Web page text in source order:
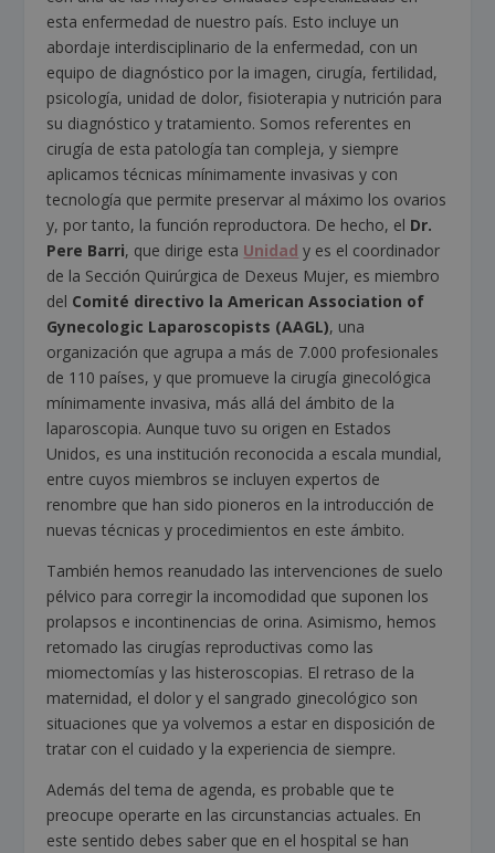
esta enfermedad de nuestro país. Esto incluye un
abordaje interdisciplinario de la enfermedad, con un
equipo de diagnóstico por la imagen, cirugía, fertilidad,
psicología, unidad de dolor, fisioterapia y nutrición para
su diagnóstico y tratamiento. Somos referentes en
cirugía de esta patología tan compleja, y siempre
aplicamos técnicas mínimamente invasivas y con
tecnología que permite preservar al máximo los ovarios
y, por tanto, la función reproductora. De hecho, el Dr.
Pere Barri, que dirige esta Unidad y es el coordinador
de la Sección Quirúrgica de Dexeus Mujer, es miembro
del Comité directivo la American Association of
Gynecologic Laparoscopists (AAGL), una
organización que agrupa a más de 7.000 profesionales
de 110 países, y que promueve la cirugía ginecológica
mínimamente invasiva, más allá del ámbito de la
laparoscopia. Aunque tuvo su origen en Estados
Unidos, es una institución reconocida a escala mundial,
entre cuyos miembros se incluyen expertos de
renombre que han sido pioneros en la introducción de
nuevas técnicas y procedimientos en este ámbito.
También hemos reanudado las intervenciones de suelo
pélvico para corregir la incomodidad que suponen los
prolapsos e incontinencias de orina. Asimismo, hemos
retomado las cirugías reproductivas como las
miomectomías y las histeroscopias. El retraso de la
maternidad, el dolor y el sangrado ginecológico son
situaciones que ya volvemos a estar en disposición de
tratar con el cuidado y la experiencia de siempre.
Además del tema de agenda, es probable que te
preocupe operarte en las circunstancias actuales. En
este sentido debes saber que en el hospital se han